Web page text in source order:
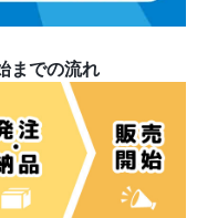
までの流れ